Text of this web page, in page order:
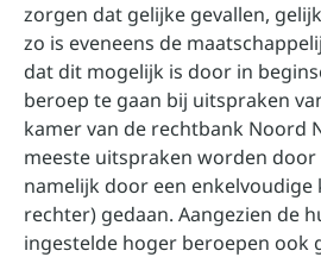
zorgen dat gelijke gevallen,
zo is eveneens de
dat dit mogelijk is door in
beroep te gaan bij uitspraken
kamer van de rechtbank Noord
meeste uitspraken worden
namelijk door een enkelvoudige
rechter) gedaan. Aangezien de
ingestelde hoger beroepen ook